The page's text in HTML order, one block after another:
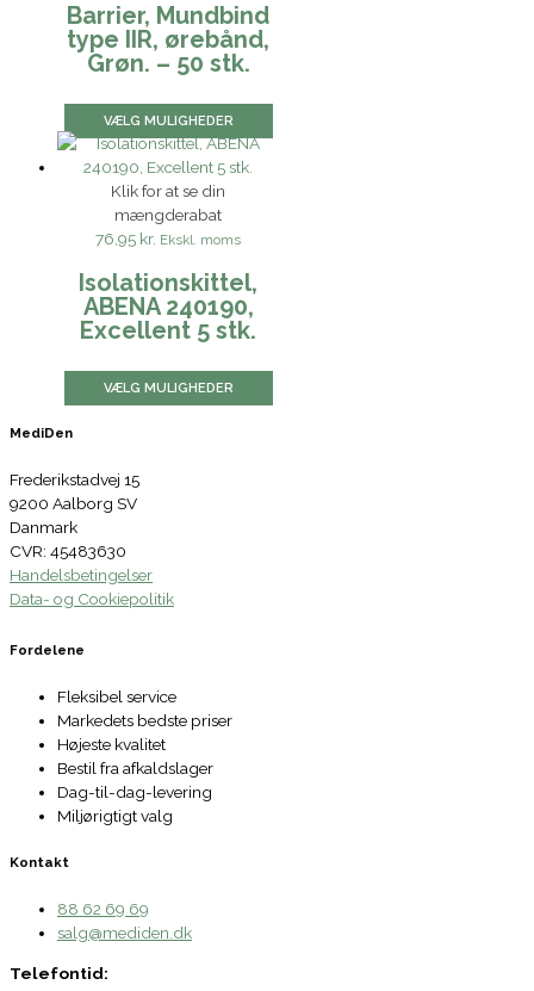
Barrier, Mundbind
type IIR, ørebånd,
Grøn. – 50 stk.
VÆLG MULIGHEDER
Klik for at se din
mængderabat
76,95 kr. Ekskl. moms
Isolationskittel,
ABENA 240190,
Excellent 5 stk.
VÆLG MULIGHEDER
MediDen
Frederikstadvej 15
9200 Aalborg SV
Danmark
CVR: 45483630
Handelsbetingelser
Data- og Cookiepolitik
Fordelene
Fleksibel service
Markedets bedste priser
Højeste kvalitet
Bestil fra afkaldslager
Dag-til-dag-levering
Miljørigtigt valg
Kontakt
88 62 69 69
salg@mediden.dk
Telefontid: